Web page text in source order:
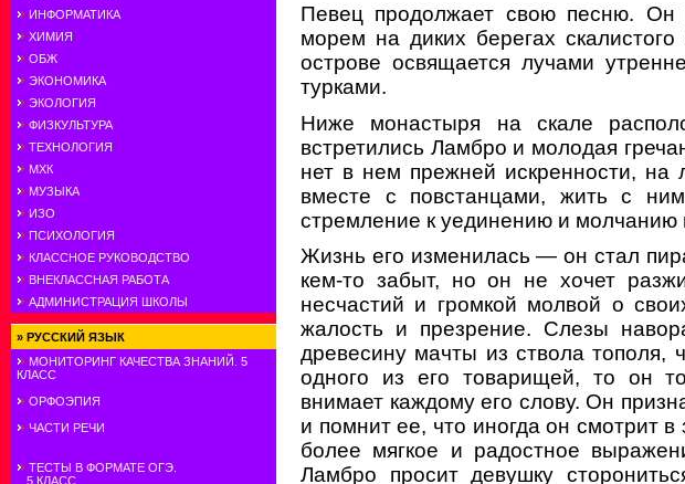
ИНФОРМАТИКА
ХИМИЯ
ОБЖ
ЭКОНОМИКА
ЭКОЛОГИЯ
ФИЗКУЛЬТУРА
ТЕХНОЛОГИЯ
МХК
МУЗЫКА
ИЗО
ПСИХОЛОГИЯ
КЛАССНОЕ РУКОВОДСТВО
ВНЕКЛАССНАЯ РАБОТА
АДМИНИСТРАЦИЯ ШКОЛЫ
» РУССКИЙ ЯЗЫК
МОНИТОРИНГ КАЧЕСТВА ЗНАНИЙ. 5
КЛАСС
ОРФОЭПИЯ
ЧАСТИ РЕЧИ
ТЕСТЫ В ФОРМАТЕ ОГЭ.
5 КЛАСС
Певец продолжает свою песню. Он
морем на диких берегах
острове освящается лучами
турками.
Ниже монастыря на скале
встретились Ламбро и молодая
нет в нем прежней искренности,
вместе с повстанцами, жить с
стремление к уединению и
Жизнь его изменилась — он стал
кем-то забыт, но он не хочет
несчастий и громкой молвой о
жалость и презрение. Слезы
древесину мачты из ствола тополя,
одного из его товарищей, то он
внимает каждому его слову. Он
и помнит ее, что иногда он смотрит
более мягкое и радостное
Ламбро просит девушку